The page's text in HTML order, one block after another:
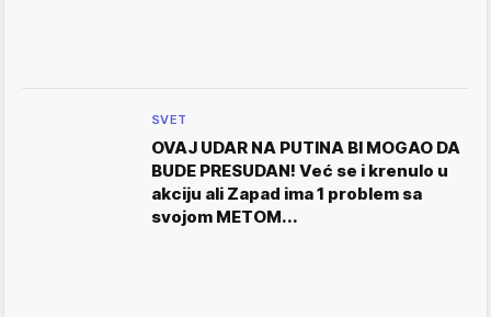
SVET
OVAJ UDAR NA PUTINA BI MOGAO DA
BUDE PRESUDAN! Već se i krenulo u
akciju ali Zapad ima 1 problem sa
svojom METOM...